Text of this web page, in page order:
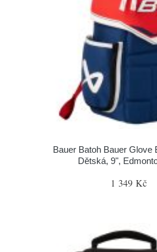
Bauer Batoh Bauer Glove
Dětská, 9",
1 349 Kč